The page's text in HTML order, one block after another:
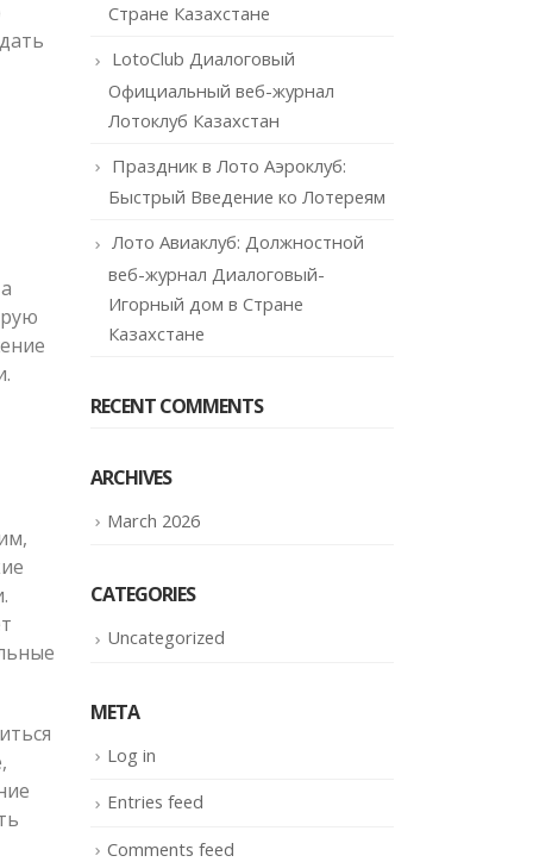
Стране Казахстане
LotoClub Диалоговый
Официальный веб-журнал
Лотоклуб Казахстан
Праздник в Лото Аэроклуб:
Быстрый Введение ко Лотереям
Лото Авиаклуб: Должностной
веб-журнал Диалоговый-
Игорный дом в Стране
Казахстане
RECENT COMMENTS
ARCHIVES
March 2026
CATEGORIES
Uncategorized
META
Log in
Entries feed
Comments feed